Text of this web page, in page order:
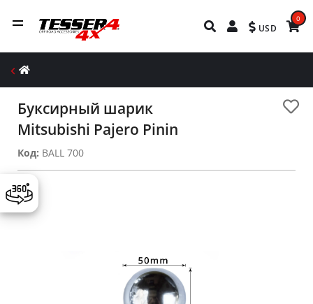
USD
0
Буксирный шарик
Mitsubishi Pajero Pinin
Код: BALL 700